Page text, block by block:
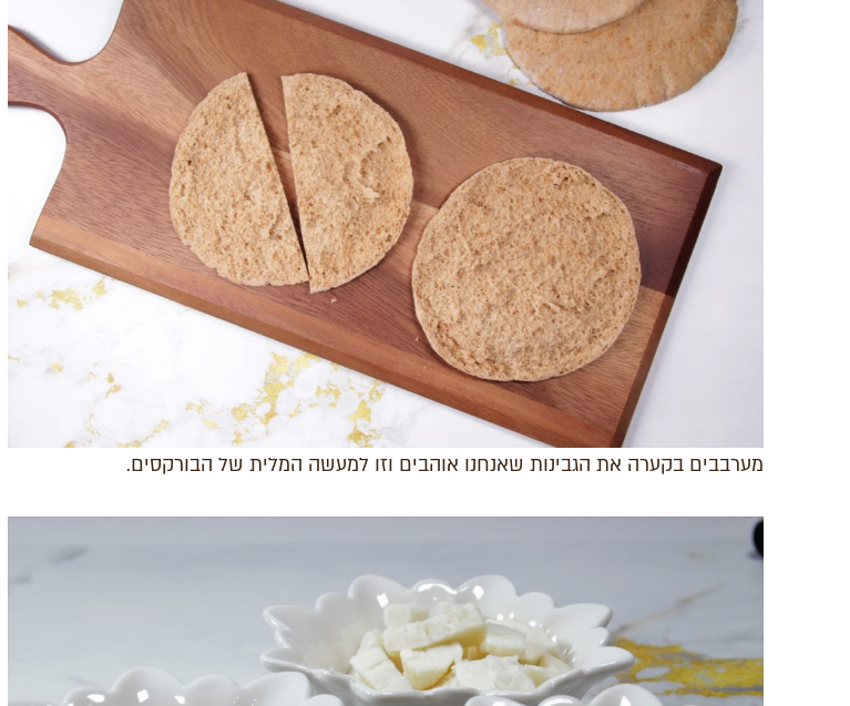
מערבבים בקערה את הגבינות שאנחנו אוהבים וזו למעשה המלית של הבורקסים.